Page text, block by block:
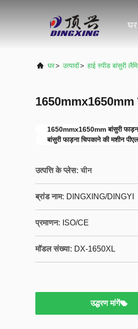
घर
घर> उत्पादों> हाई स्पीड बांसुरी
1650mmx1650mm
1650mmx1650mm बांसुरी
बांसुरी फाड़ना चिपकाने की मशीन
उत्पत्ति के प्लेस: चीन
ब्रांड नाम: DINGXING/DINGYI
प्रमाणन: ISO/CE
मॉडल संख्या: DX-1650XL
उद्धरण मांगें